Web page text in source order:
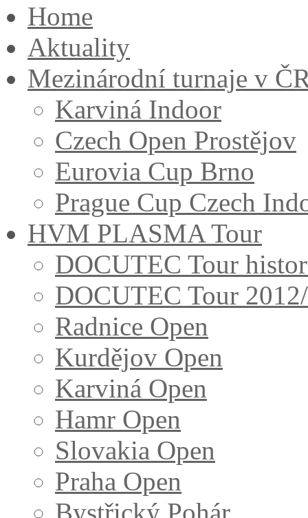
Home
Aktuality
Mezinárodní turnaje v
Karviná Indoor
Czech Open Prostějov
Eurovia Cup Brno
Prague Cup Czech
HVM PLASMA Tour
DOCUTEC Tour
DOCUTEC Tour
Radnice Open
Kurdějov Open
Karviná Open
Hamr Open
Slovakia Open
Praha Open
Bystřický Pohár